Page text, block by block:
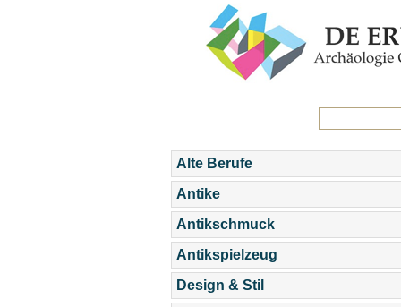
Alte Berufe
Antike
Antikschmuck
Antikspielzeug
Design & Stil